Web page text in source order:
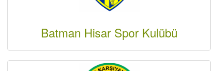
Batman Hisar Spor Kulübü